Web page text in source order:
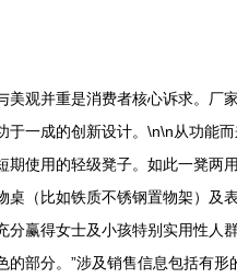
美观并重是消费者核心诉求。厂
于一成的创新设计。\n\n从功能
期使用的轻级凳子。如此一凳
桌（比如铁质不锈钢置物架）及
分赢得女士及小孩特别实用性人
的部分。”涉及销售信息包括有